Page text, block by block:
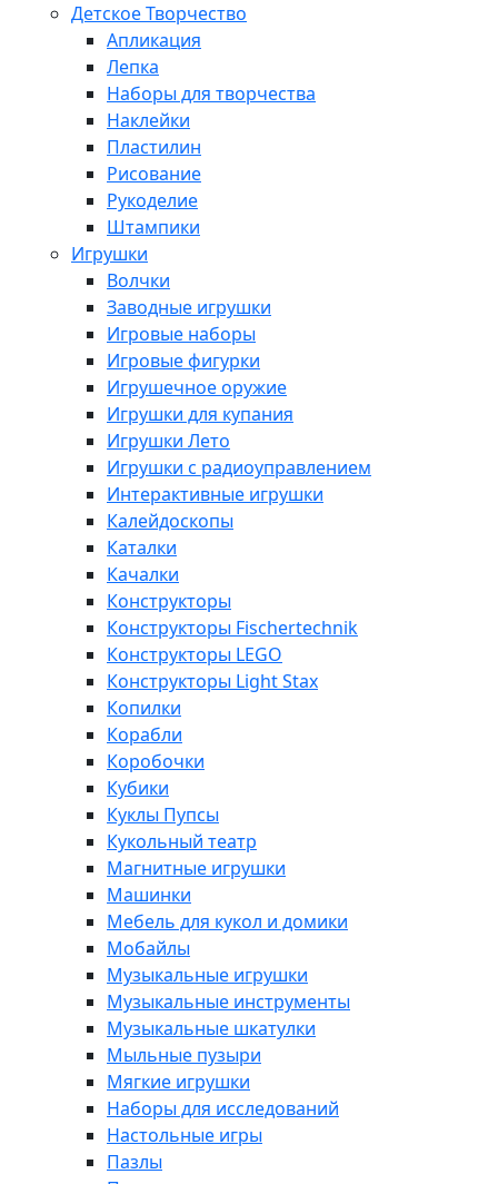
Детское Творчество
Апликация
Лепка
Наборы для творчества
Наклейки
Пластилин
Рисование
Рукоделие
Штампики
Игрушки
Волчки
Заводные игрушки
Игровые наборы
Игровые фигурки
Игрушечное оружие
Игрушки для купания
Игрушки Лето
Игрушки с радиоуправлением
Интерактивные игрушки
Калейдоскопы
Каталки
Качалки
Конструкторы
Конструкторы Fisсhertechnik
Конструкторы LEGO
Конструкторы Light Stax
Копилки
Корабли
Коробочки
Кубики
Куклы Пупсы
Кукольный театр
Магнитные игрушки
Машинки
Мебель для кукол и домики
Мобайлы
Музыкальные игрушки
Музыкальные инструменты
Музыкальные шкатулки
Мыльные пузыри
Мягкие игрушки
Наборы для исследований
Настольные игры
Пазлы